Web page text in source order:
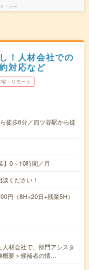
・シー
！人材会社での
対応など
宅・リモート
徒歩6分／四ツ谷駅から徒
】0～10時間／月
ください！
（8H×20日+残業5H）
材会社で、部門アシスタ
概要＞候補者の情…